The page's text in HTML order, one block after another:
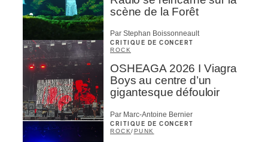
scène de la Forêt
Par Stephan Boissonneault
CRITIQUE DE CONCERT
ROCK
OSHEAGA 2026 I Viagra
Boys au centre d’un
gigantesque défouloir
Par Marc-Antoine Bernier
CRITIQUE DE CONCERT
ROCK/PUNK